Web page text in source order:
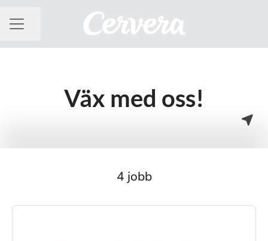
KARRIÄRMENY
Dela sidan
Väx med oss!
4 jobb